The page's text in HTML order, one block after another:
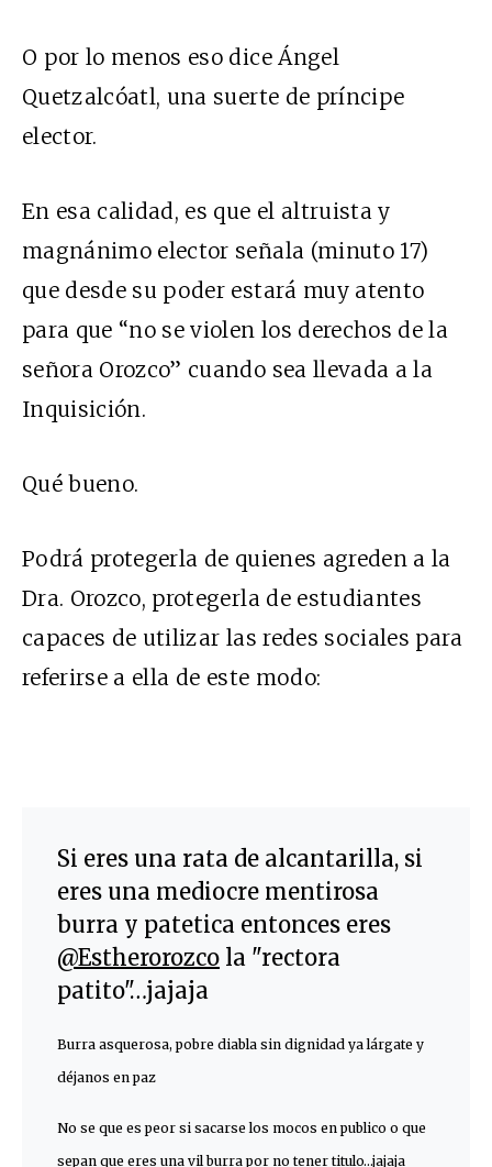
O por lo menos eso dice Ángel
Quetzalcóatl, una suerte de príncipe
elector.
En esa calidad, es que el altruista y
magnánimo elector señala (minuto 17)
que desde su poder estará muy atento
para que “no se violen los derechos de la
señora Orozco” cuando sea llevada a la
Inquisición.
Qué bueno.
Podrá protegerla de quienes agreden a la
Dra. Orozco, protegerla de estudiantes
capaces de utilizar las redes sociales para
referirse a ella de este modo:
Si eres una rata de alcantarilla, si
eres una mediocre mentirosa
burra y patetica entonces eres
‪@Estherorozco la "rectora
patito"…jajaja
Burra asquerosa, pobre diabla sin dignidad ya lárgate y
déjanos en paz
No se que es peor si sacarse los mocos en publico o que
sepan que eres una vil burra por no tener titulo…jajaja